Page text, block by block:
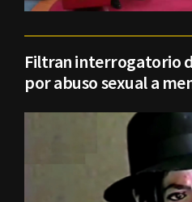
Filtran interrogatorio
por abuso sexual a